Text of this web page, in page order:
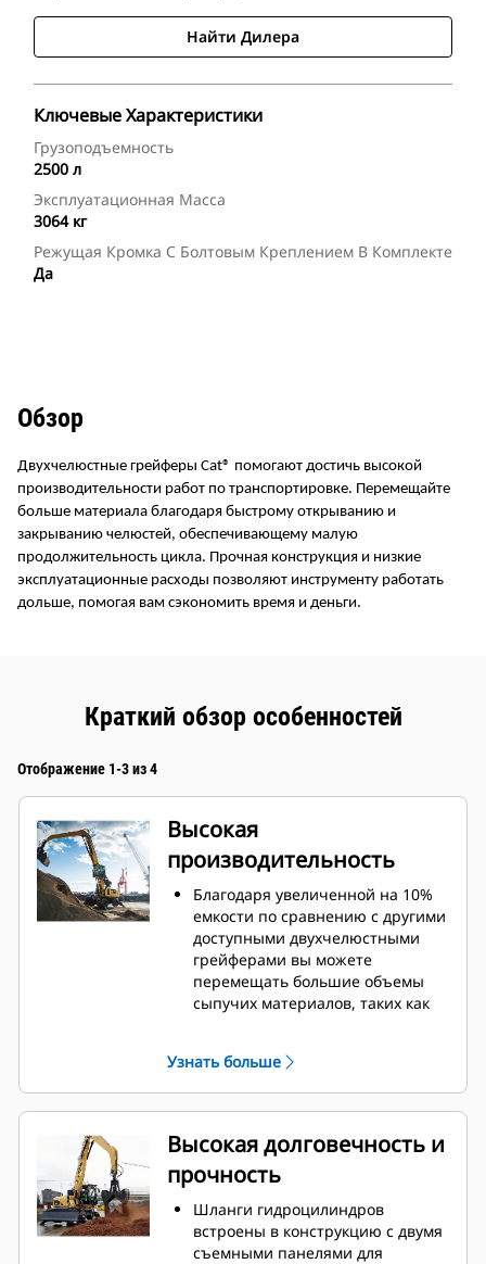
Найти Дилера
Ключевые Характеристики
Грузоподъемность
2500 л
Эксплуатационная Масса
3064 кг
Режущая Кромка С Болтовым Креплением В Комплекте
Да
Обзор
Двухчелюстные грейферы Cat® помогают достичь высокой
производительности работ по транспортировке. Перемещайте
больше материала благодаря быстрому открыванию и
закрыванию челюстей, обеспечивающему малую
продолжительность цикла. Прочная конструкция и низкие
эксплуатационные расходы позволяют инструменту работать
дольше, помогая вам сэкономить время и деньги.
Краткий обзор особенностей
Отображение 1-3 из 4
Высокая
производительность
Благодаря увеличенной на 10%
емкости по сравнению с другими
доступными двухчелюстными
грейферами вы можете
перемещать большие объемы
сыпучих материалов, таких как
для сыпучих материалов
обеспечивает перемещение
грузов в промышленном
Высокое замыкающее усилие
челюстей грейфера в сочетании
закрыванием помогает сократить
продолжительность цикла и
Узнать больше
Высокая долговечность и
прочность
Шланги гидроцилиндров
встроены в конструкцию с двумя
съемными панелями для